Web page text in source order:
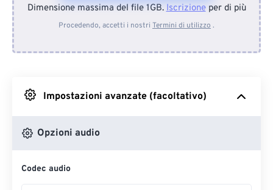
Dal dispositivo
Da Google Drive
Dimensione massima del file 1GB.Iscrizioneper di più
Procedendo, accetti i nostri Termini di utilizzo .
Impostazioni avanzate (facoltativo)
Opzioni audio
Codec audio